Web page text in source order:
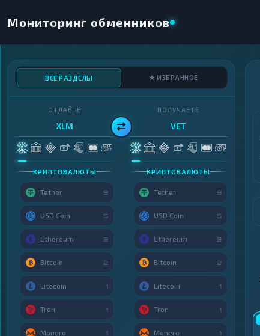
Мониторинг обменников
ВСЕ РАЗДЕЛЫ ★ ИЗБРАННОЕ
ОТДАЁТЕ
XLM
КРИПТОВАЛЮТЫ
Tether 9
USD Coin 5
Ethereum 3
Bitcoin 2
Litecoin 1
Tron 1
Monero 1
ПОЛУЧАЕТЕ
VET
КРИПТОВАЛЮТЫ
Tether 9
USD Coin 5
Ethereum 3
Bitcoin 2
Litecoin 1
Tron 1
Monero 1